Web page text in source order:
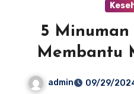
5
Membantu
Berat
admin 09/29/